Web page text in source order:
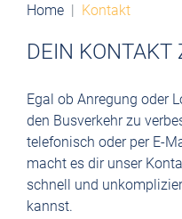
Home Kontakt
DEIN KONTAKT
Egal ob Anregung oder
den Busverkehr zu
telefonisch oder per E-
macht es dir unser
schnell und
kannst.